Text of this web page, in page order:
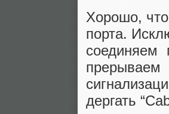
Хорошо,
порта.
дергать